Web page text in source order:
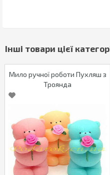
Мило ручної роботи Пухляш з
Троянда